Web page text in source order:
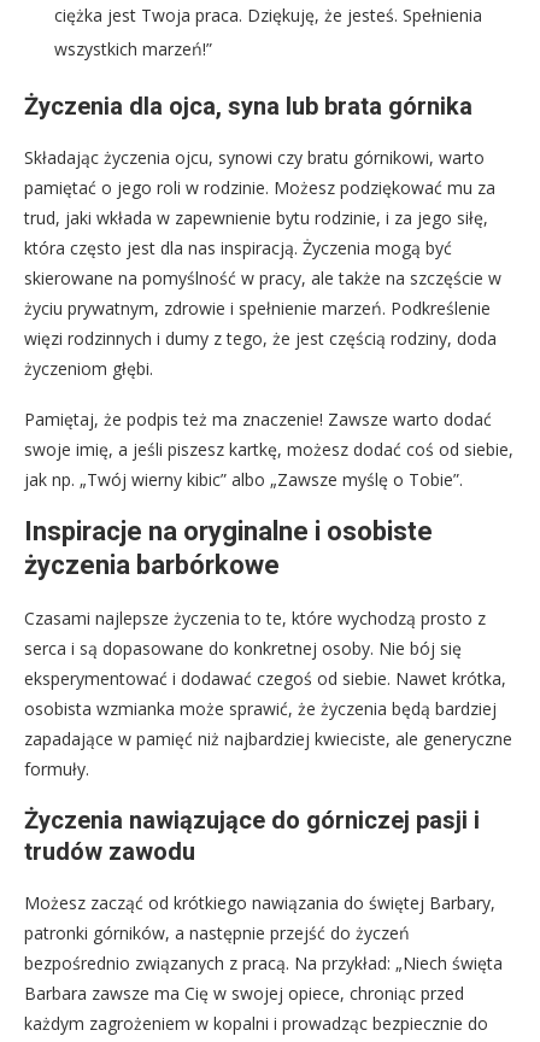
ciężka jest Twoja praca. Dziękuję, że jesteś. Spełnienia
wszystkich marzeń!”
Życzenia dla ojca, syna lub brata górnika
Składając życzenia ojcu, synowi czy bratu górnikowi, warto
pamiętać o jego roli w rodzinie. Możesz podziękować mu za
trud, jaki wkłada w zapewnienie bytu rodzinie, i za jego siłę,
która często jest dla nas inspiracją. Życzenia mogą być
skierowane na pomyślność w pracy, ale także na szczęście w
życiu prywatnym, zdrowie i spełnienie marzeń. Podkreślenie
więzi rodzinnych i dumy z tego, że jest częścią rodziny, doda
życzeniom głębi.
Pamiętaj, że podpis też ma znaczenie! Zawsze warto dodać
swoje imię, a jeśli piszesz kartkę, możesz dodać coś od siebie,
jak np. „Twój wierny kibic” albo „Zawsze myślę o Tobie”.
Inspiracje na oryginalne i osobiste
życzenia barbórkowe
Czasami najlepsze życzenia to te, które wychodzą prosto z
serca i są dopasowane do konkretnej osoby. Nie bój się
eksperymentować i dodawać czegoś od siebie. Nawet krótka,
osobista wzmianka może sprawić, że życzenia będą bardziej
zapadające w pamięć niż najbardziej kwieciste, ale generyczne
formuły.
Życzenia nawiązujące do górniczej pasji i
trudów zawodu
Możesz zacząć od krótkiego nawiązania do świętej Barbary,
patronki górników, a następnie przejść do życzeń
bezpośrednio związanych z pracą. Na przykład: „Niech święta
Barbara zawsze ma Cię w swojej opiece, chroniąc przed
każdym zagrożeniem w kopalni i prowadząc bezpiecznie do